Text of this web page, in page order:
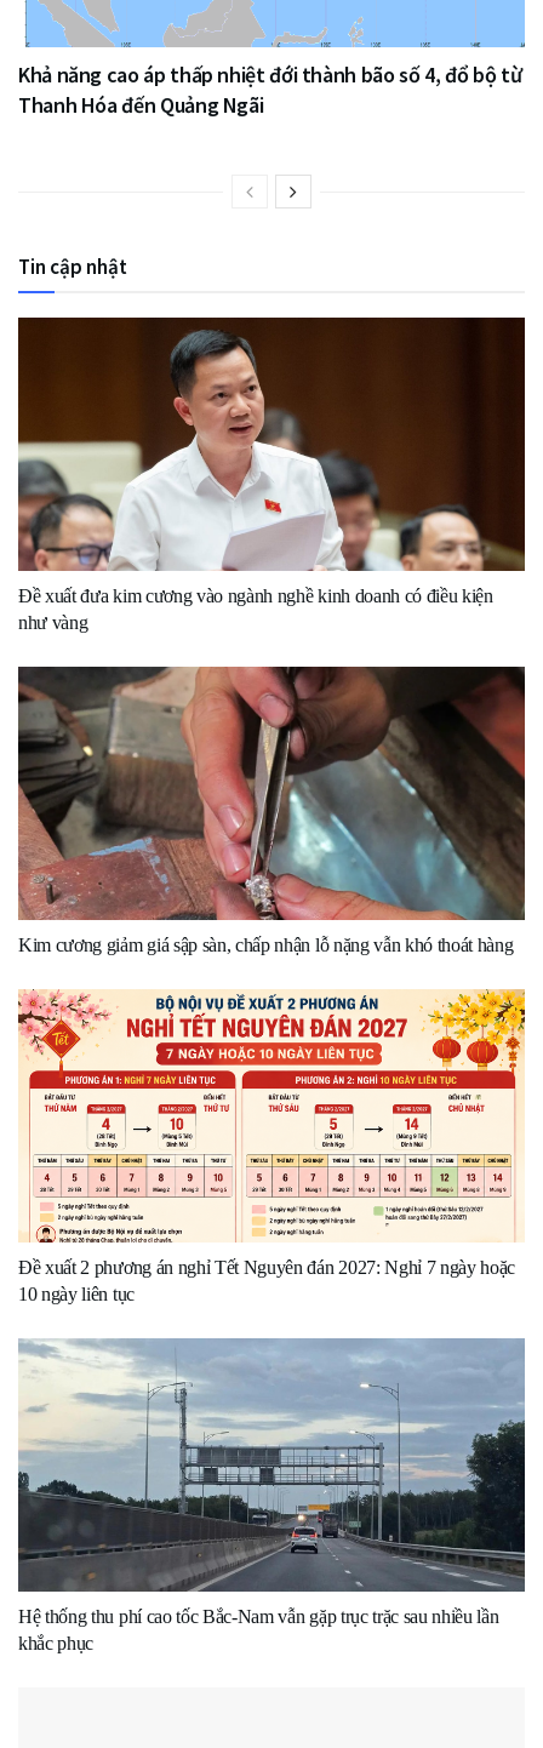
Khả năng cao áp thấp nhiệt đới thành bão số 4, đổ bộ từ
Thanh Hóa đến Quảng Ngãi
Tin cập nhật
Đề xuất đưa kim cương vào ngành nghề kinh doanh có điều kiện
như vàng
Kim cương giảm giá sập sàn, chấp nhận lỗ nặng vẫn khó thoát hàng
Đề xuất 2 phương án nghỉ Tết Nguyên đán 2027: Nghỉ 7 ngày hoặc
10 ngày liên tục
Hệ thống thu phí cao tốc Bắc-Nam vẫn gặp trục trặc sau nhiều lần
khắc phục